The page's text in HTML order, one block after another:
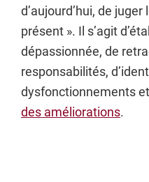
d’aujourd’hui, de
présent ». Il s’agit
dépassionnée, de
responsabilités,
dysfonctionnements
des améliorations.